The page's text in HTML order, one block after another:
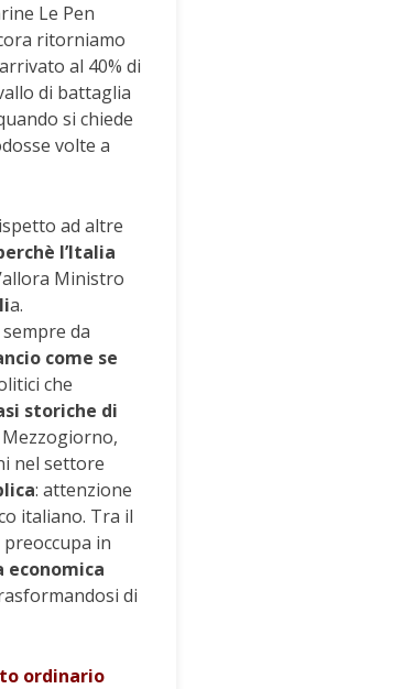
Le Pen
ritorniamo
al 40% di
di battaglia
si chiede
volte a
ad altre
l’Italia
Ministro
a.
da
come se
che
storiche di
nel settore
: attenzione
italiano. Tra il
in
di
ordinario